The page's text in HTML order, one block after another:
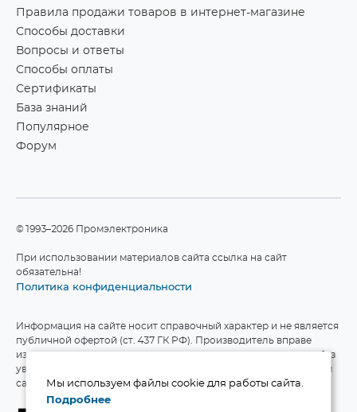
Правила продажи товаров в интернет-магазине
Способы доставки
Вопросы и ответы
Способы оплаты
Сертификаты
База знаний
Популярное
Форум
©1993–2026 Промэлектроника
При использовании материалов сайта ссылка на сайт
обязательна!
Политика конфиденциальности
Информация на сайте носит справочный характер и не является
публичной офертой (ст. 437 ГК РФ). Производитель вправе
изменять технические характеристики и комплект поставки без
уведомления. Актуальные данные приведены на официальном
сайте производителя.
Мы используем файлы cookie для работы сайта.
Подробнее